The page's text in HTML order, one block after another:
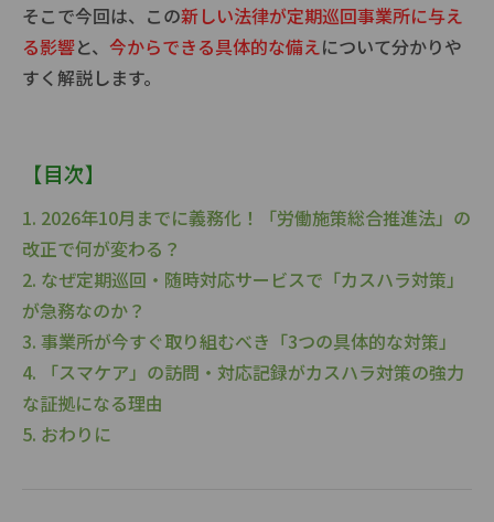
そこで今回は、この新しい法律が定期巡回事業所に与え
る影響と、 今からできる具体的な備えについて分かりや
すく解説します。
【目次】
1. 2026年10月までに義務化！「労働施策総合推進法」の
改正で何が変わる？
2. なぜ定期巡回・随時対応サービスで「カスハラ対策」
が急務なのか？
3. 事業所が今すぐ取り組むべき「3つの具体的な対策」
4. 「スマケア」の訪問・対応記録がカスハラ対策の強力
な証拠になる理由
5. おわりに